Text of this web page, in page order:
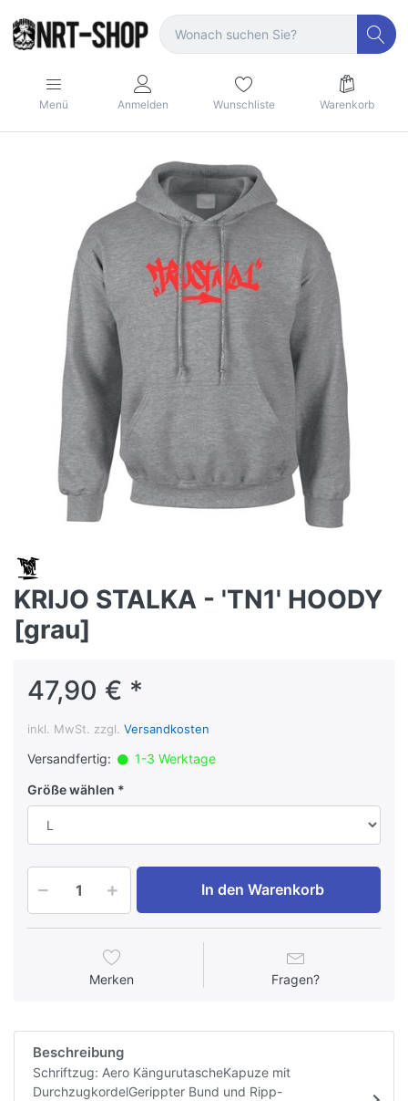
Menü Anmelden Wunschliste Warenkorb
KRIJO STALKA - 'TN1' HOODY
[grau]
47,90 € *
inkl. MwSt. zzgl. Versandkosten
Versandfertig:
1-3 Werktage
Größe wählen
In den Warenkorb
Merken Fragen?
Beschreibung
Schriftzug: Aero KängurutascheKapuze mit
DurchzugkordelGerippter Bund und Ripp-